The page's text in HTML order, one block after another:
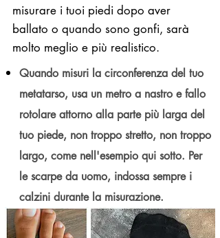
misurare i tuoi piedi dopo aver
ballato o quando sono gonfi, sarà
molto meglio e più realistico.
Quando misuri la circonferenza del tuo
metatarso, usa un metro a nastro e fallo
rotolare attorno alla parte più larga del
tuo piede, non troppo stretto, non troppo
largo, come nell'esempio qui sotto. Per
le scarpe da uomo, indossa sempre i
calzini durante la misurazione.